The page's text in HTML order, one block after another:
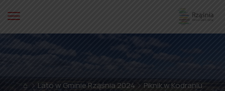
⌂ Lato w Gminie Rząśnia 2024 Piknik w Kodraniu